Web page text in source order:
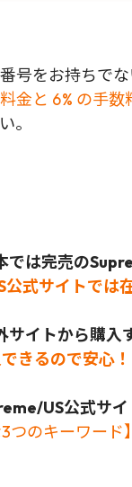
号をお持ちで
と 6% の手数
。
では完売の
式サイトでは
イトから購入
きるので安心！
US公式サ
つのキーワード】